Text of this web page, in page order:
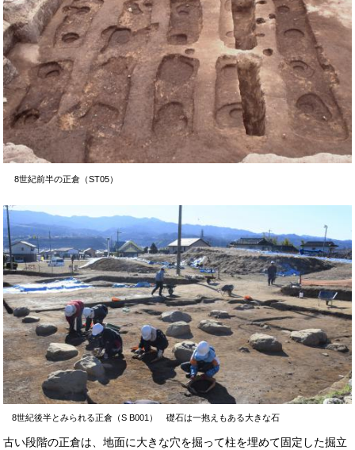
8世紀前半の正倉（ST05）
8世紀後半とみられる正倉（S B001） 礎石は一抱えもある大きな石
古い段階の正倉は、地面に大きな穴を掘って柱を埋めて固定した掘立